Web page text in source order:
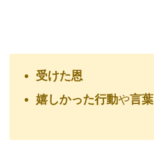
受けた恩
嬉しかった行動や言葉